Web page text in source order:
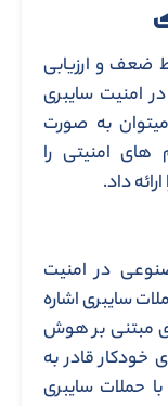
ضعف و ارزیابی
امنیت سایبری
به صورت
امنیتی را
داد.
در امنیت
سایبری اشاره
مبتنی بر هوش
خودکار قادر به
حملات سایبری